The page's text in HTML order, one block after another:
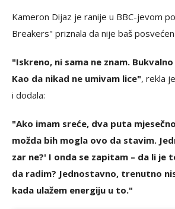
Kameron Dijaz je ranije u BBC-jevom
Breakers" priznala da nije baš
"Iskreno, ni sama ne znam.
Kao da nikad ne umivam lice", rekla
i dodala:
"Ako imam sreće, dva puta
možda bih mogla ovo da stavim.
zar ne?' I onda se zapitam – da li je
da radim? Jednostavno, trenutno
kada ulažem energiju u to."